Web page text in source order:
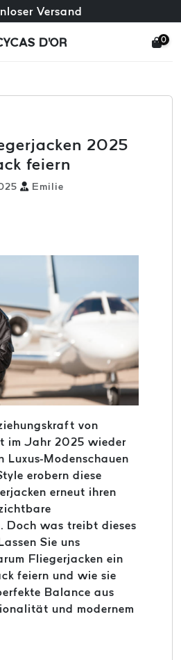
+ kostenlose Rücksendungen
Versand
D'OR 0
2025
feiern
Emilie
von
im Jahr 2025 wieder
Luxus-Modenschauen
erobern diese
erneut ihren
Doch was treibt dieses
Sie uns
Fliegerjacken ein
feiern und wie sie
Balance aus
und modernem